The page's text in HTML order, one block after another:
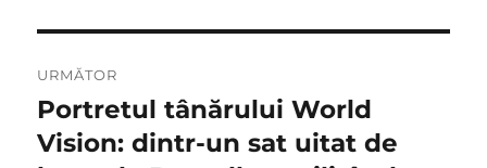
URMĂTOR
Articolul
următor:
Portretul tânărului World
Vision: dintr-un sat uitat de